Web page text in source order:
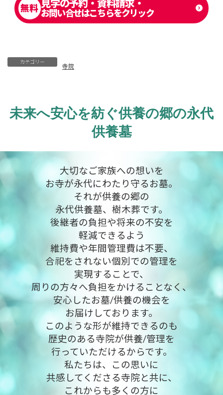
無料 見学の予約・資料請求・
お問い合せはこちらをクリック
カテゴリー
寺院
未来へ安心を紡ぐ供養の郷の永代
供養墓
大切なご家族への想いを
お寺が永代にわたり守るお墓。
それが供養の郷の
永代供養墓、樹木葬です。
後継者の負担や将来の不安を
軽減できるよう
維持費や年間管理費は不要、
合祀をされない個別での管理を
実現することで、
周りの方々へ負担をかけることなく、
安心したお墓/供養の機会を
お届けしております。
このような形が維持できるのも
歴史のある寺院が供養/管理を
行っていただけるからです。
私たちは、この思いに
共感してくださる寺院と共に、
これからも多くの方に